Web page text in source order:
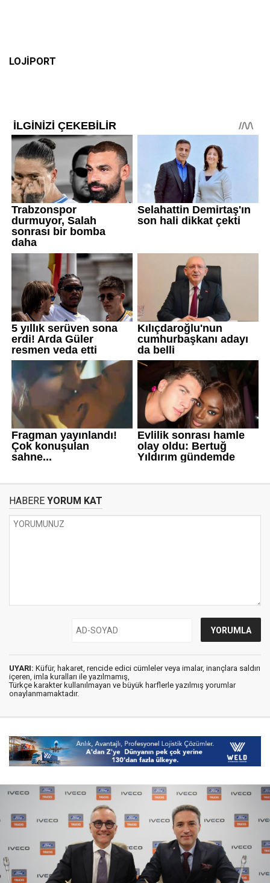
LOJİPORT
HABERE YORUM KAT
UYARI: Küfür, hakaret, rencide edici cümleler veya imalar, inançlara saldırı
içeren, imla kuralları ile yazılmamış,
Türkçe karakter kullanılmayan ve büyük harflerle yazılmış yorumlar
onaylanmamaktadır.